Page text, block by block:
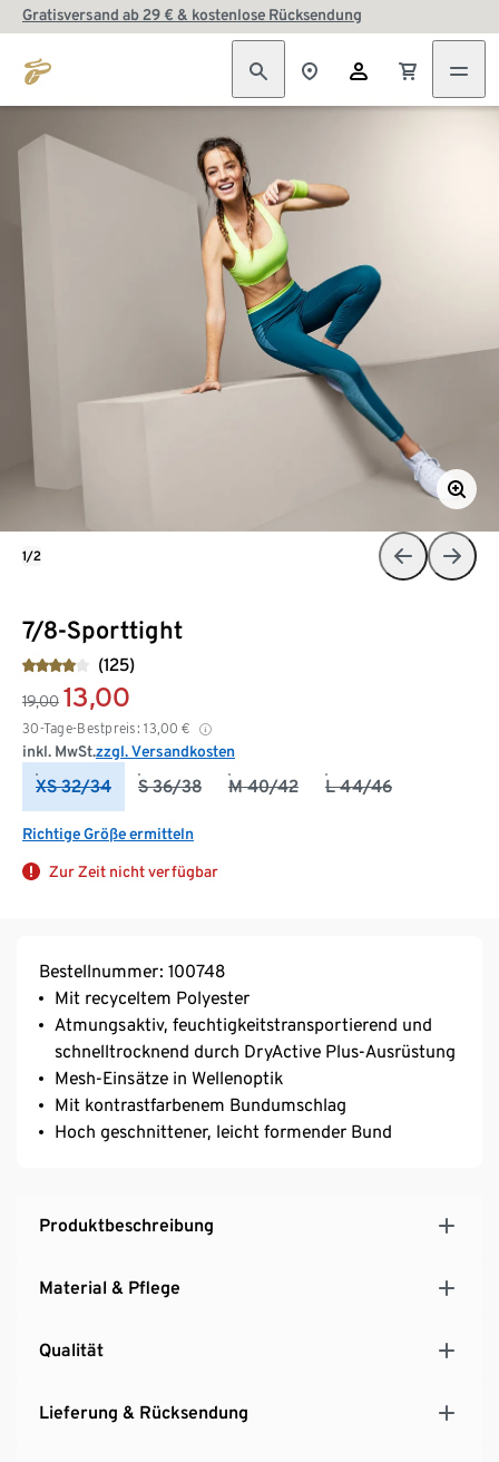
Gratisversand ab 29 € & kostenlose Rücksendung
7/8-Sporttight
(125)
19,00 13,00
30-Tage-Bestpreis: 13,00 €
inkl. MwSt.zzgl. Versandkosten
XS 32/34 S 36/38 M 40/42 L 44/46
Richtige Größe ermitteln
Zur Zeit nicht verfügbar
1/2
Bestellnummer: 100748
Mit recyceltem Polyester
Atmungsaktiv, feuchtigkeitstransportierend und
schnelltrocknend durch DryActive Plus-Ausrüstung
Mesh-Einsätze in Wellenoptik
Mit kontrastfarbenem Bundumschlag
Hoch geschnittener, leicht formender Bund
Produktbeschreibung
Material & Pflege
Qualität
Lieferung & Rücksendung